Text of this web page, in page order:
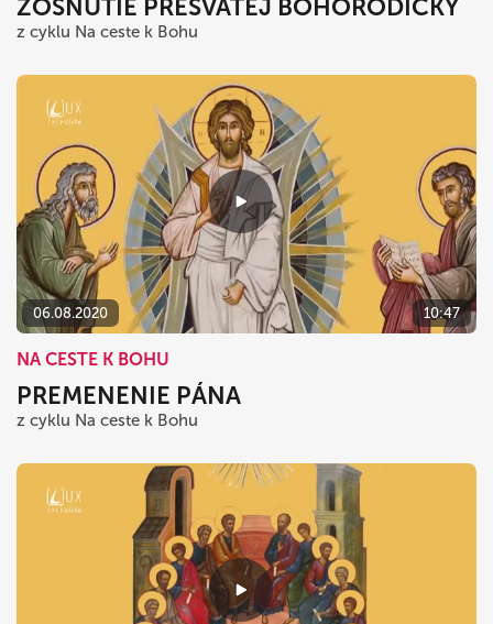
ZOSNUTIE PRESVÄTEJ BOHORODIČKY
z cyklu Na ceste k Bohu
06.08.2020 10:47
NA CESTE K BOHU
PREMENENIE PÁNA
z cyklu Na ceste k Bohu